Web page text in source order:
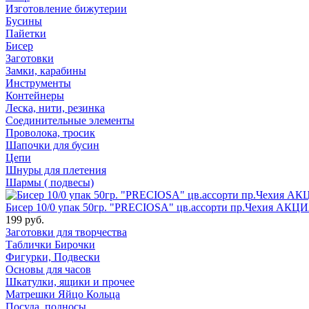
Изготовление бижутерии
Бусины
Пайетки
Бисер
Заготовки
Замки, карабины
Инструменты
Контейнеры
Леска, нити, резинка
Соединительные элементы
Проволока, тросик
Шапочки для бусин
Цепи
Шнуры для плетения
Шармы ( подвесы)
Бисер 10/0 упак 50гр. "PRECIOSA" цв.ассорти пр.Чехия
199 руб.
Заготовки для творчества
Таблички Бирочки
Фигурки, Подвески
Основы для часов
Шкатулки, ящики и прочее
Матрешки Яйцо Кольца
Посуда, подносы